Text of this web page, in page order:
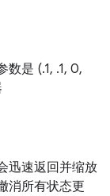
是 (.1, .1, 0,
迅速返回并缩放
消所有状态更